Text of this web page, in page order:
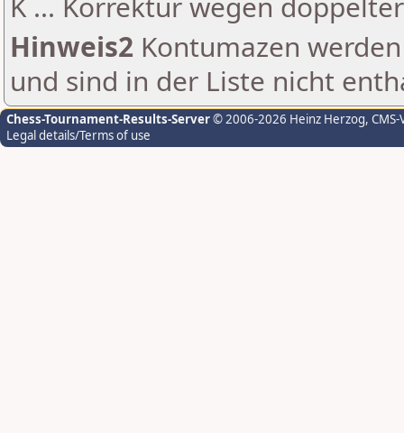
Hinweis2 Kontumazen
und sind in der Liste nicht
Chess-Tournament-Results-Server© 2006-2026 Heinz Herzog,
Legal details/Terms of use